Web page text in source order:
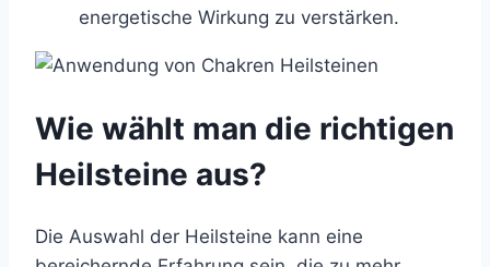
energetische Wirkung zu verstärken.
Wie wählt man die richtigen
Heilsteine aus?
Die Auswahl der Heilsteine kann eine